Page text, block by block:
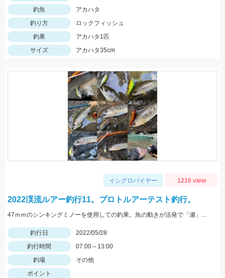
釣魚
アカハタ
釣り方
ロックフィッシュ
釣果
アカハタ1匹
サイズ
アカハタ35cm
イシグロバイヤー 1210 view
2022渓流ルアー釣行11。プロトルアーテスト釣行。
47ｍｍのシンキングミノーを使用しての釣果。魚の動きが活発で「瀬」での釣果が多い状況でした。
釣行日
2022/05/28
釣行時間
07:00～13:00
釣場
その他
ポイント